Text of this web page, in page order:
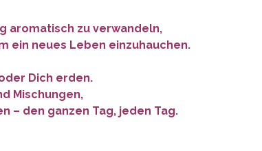
aromatisch zu verwandeln,
ein neues Leben einzuhauchen.
Dich erden.
Mischungen,
– den ganzen Tag, jeden Tag.